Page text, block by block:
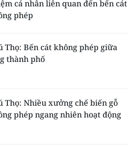
cá nhân liên quan đến bến cát
phép
Thọ: Bến cát không phép giữa
thành phố
Thọ: Nhiều xưởng chế biến gỗ
phép ngang nhiên hoạt động